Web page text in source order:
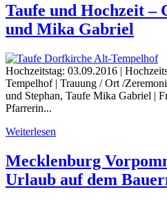
Taufe und Hochzeit –
und Mika Gabriel
Hochzeitstag: 03.09.2016 |
Tempelhof | Trauung / Ort /
und Stephan, Taufe Mika Gabriel |
Pfarrerin...
Weiterlesen
Mecklenburg
Urlaub auf dem